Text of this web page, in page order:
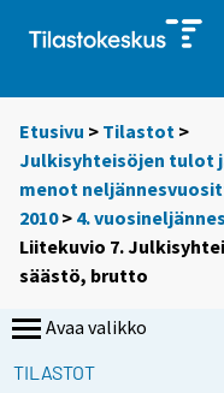
Etusivu > Tilastot >
Julkisyhteisöjen tulot
menot
2010> 4. vuosineljännes
Liitekuvio 7.
säästö, brutto
Avaa valikko
TILASTOT